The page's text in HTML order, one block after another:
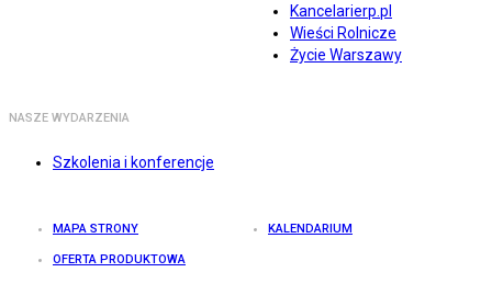
Kancelarierp.pl
Wieści Rolnicze
Życie Warszawy
NASZE WYDARZENIA
Szkolenia i konferencje
MAPA STRONY KALENDARIUM
OFERTA PRODUKTOWA